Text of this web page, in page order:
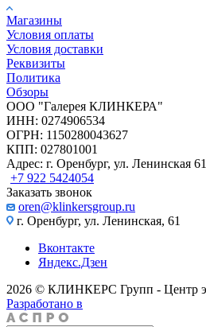
Магазины
Условия оплаты
Условия доставки
Реквизиты
Политика
Обзоры
ООО "Галерея КЛИНКЕРА"
ИНН: 0274906534
ОГРН: 1150280043627
КПП: 027801001
Адрес: г. Оренбург, ул. Ленинская 61
+7 922 5424054
Заказать звонок
oren@klinkersgroup.ru
г. Оренбург, ул. Ленинская, 61
Вконтакте
Яндекс.Дзен
2026 © КЛИНКЕРС Групп - Центр
Разработано в